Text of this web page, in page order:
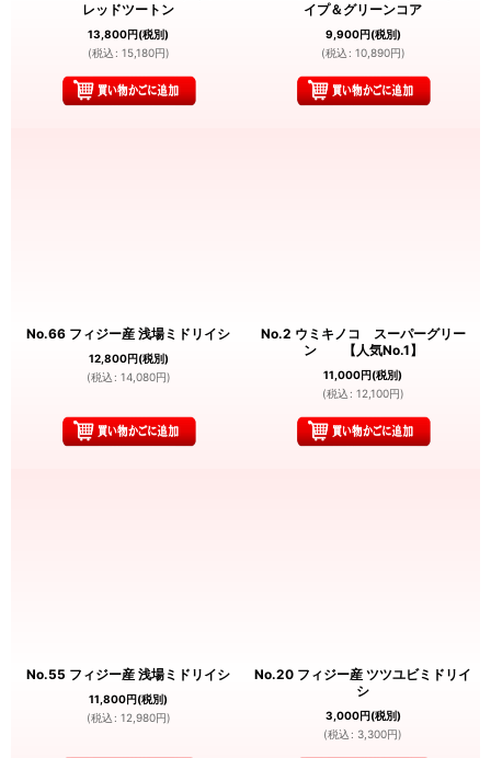
レッドツートン
13,800円(税別)
(税込 : 15,180円)
イプ＆グリーンコア
9,900円(税別)
(税込 : 10,890円)
No.66 フィジー産 浅場ミドリイシ
12,800円(税別)
(税込 : 14,080円)
No.2 ウミキノコ スーパーグリー
ン 【人気No.1】
11,000円(税別)
(税込 : 12,100円)
No.55 フィジー産 浅場ミドリイシ
11,800円(税別)
(税込 : 12,980円)
No.20 フィジー産 ツツユビミドリイ
シ
3,000円(税別)
(税込 : 3,300円)